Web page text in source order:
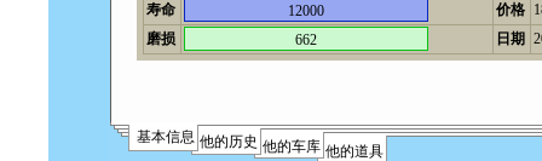
寿命
12000 价格
磨损
662 日期
基本信息 他的历史 他的车库 他的道具